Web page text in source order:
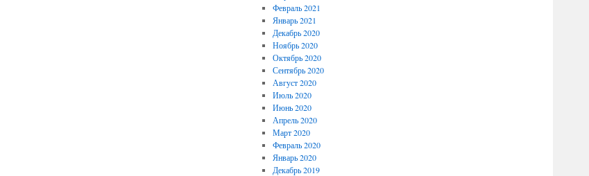
Февраль 2021
Январь 2021
Декабрь 2020
Ноябрь 2020
Октябрь 2020
Сентябрь 2020
Август 2020
Июль 2020
Июнь 2020
Апрель 2020
Март 2020
Февраль 2020
Январь 2020
Декабрь 2019